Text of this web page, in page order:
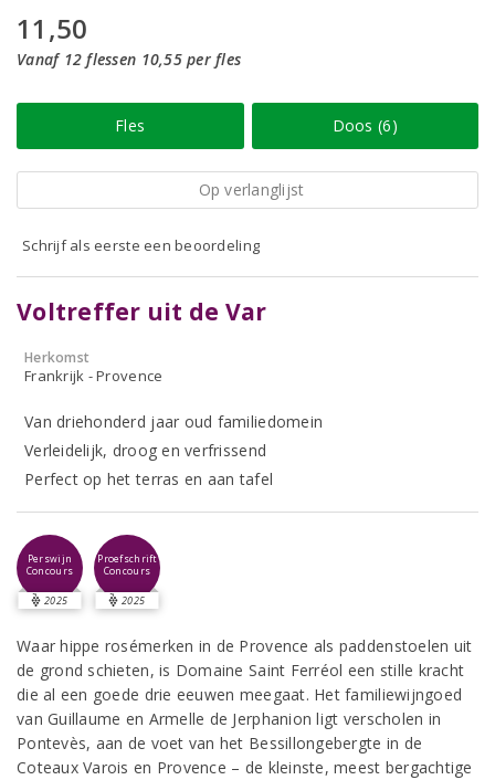
11,50
Vanaf 12 flessen 10,55 per fles
Fles Doos (6)
Op verlanglijst
Schrijf als eerste een beoordeling
Voltreffer uit de Var
Herkomst
Frankrijk - Provence
Van driehonderd jaar oud familiedomein
Verleidelijk, droog en verfrissend
Perfect op het terras en aan tafel
Perswijn
Concours
2025
Proefschrift
Concours
2025
Waar hippe rosémerken in de Provence als paddenstoelen uit
de grond schieten, is Domaine Saint Ferréol een stille kracht
die al een goede drie eeuwen meegaat. Het familiewijngoed
van Guillaume en Armelle de Jerphanion ligt verscholen in
Pontevès, aan de voet van het Bessillongebergte in de
Coteaux Varois en Provence – de kleinste, meest bergachtige